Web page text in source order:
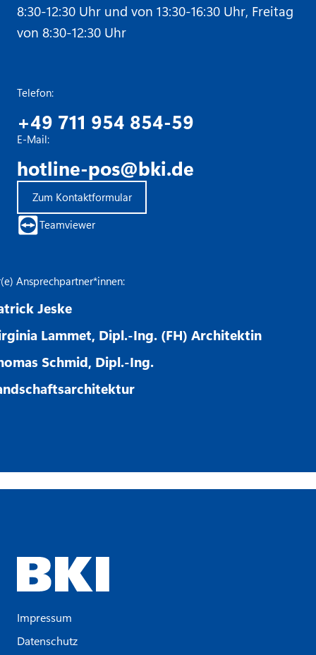
8:30-12:30 Uhr und von 13:30-16:30 Uhr, Freitag
von 8:30-12:30 Uhr
Telefon:
+49 711 954 854-59
E-Mail:
hotline-pos@bki.de
Zum Kontaktformular
Teamviewer
Ansprechpartner*innen:
Jeske
Lammet, Dipl.-Ing. (FH) Architektin
Schmid, Dipl.-Ing.
Impressum
Datenschutz